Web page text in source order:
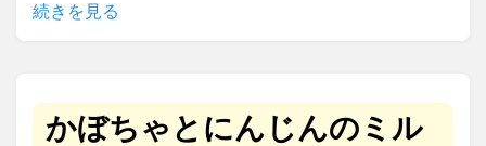
続きを見る
かぼちゃとにんじんのミル